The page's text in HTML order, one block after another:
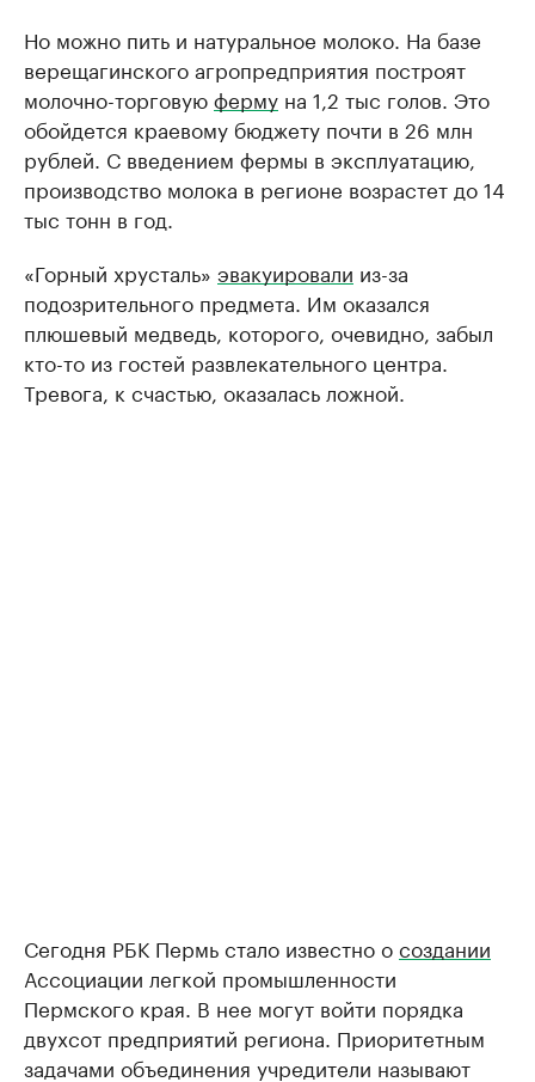
Но можно пить и натуральное молоко. На базе
верещагинского агропредприятия построят
молочно-торговуюферму на 1,2 тыс голов. Это
обойдется краевому бюджету почти в 26 млн
рублей. С введением фермы в эксплуатацию,
производство молока в регионе возрастет до 14
тыс тонн в год.
«Горный хрусталь» эвакуировали из-за
подозрительного предмета. Им оказался
плюшевый медведь, которого, очевидно, забыл
кто-то из гостей развлекательного центра.
Тревога, к счастью, оказалась ложной.
Сегодня РБК Пермь стало известно осоздании
Ассоциации легкой промышленности
Пермского края. В нее могут войти порядка
двухсот предприятий региона. Приоритетным
задачами объединения учредители называют